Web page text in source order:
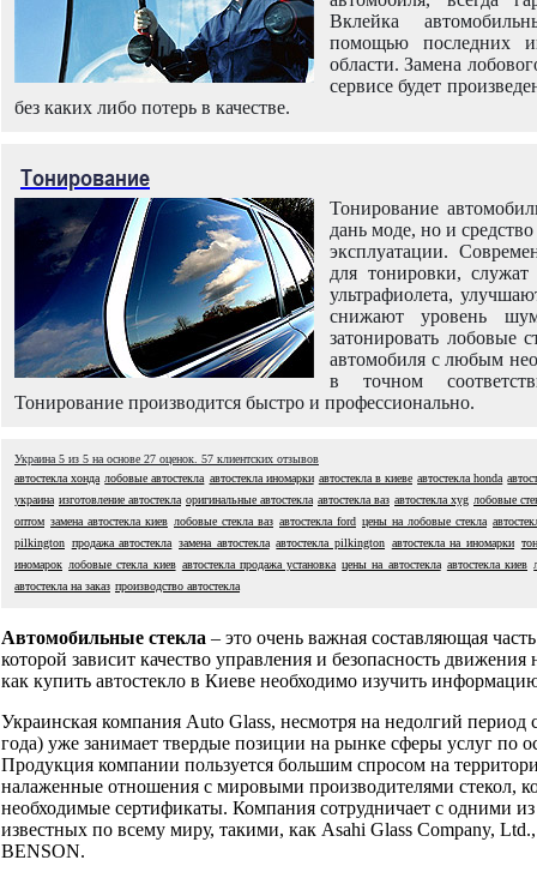
Вклейка
помощью последних
области. Замена
сервисе будет
без каких либо потерь в качестве.
Тонирование
Тонирование
дань моде, но и
эксплуатации.
для тонировки, служат
ультрафиолета,
снижают уровень
затонировать лобовые
автомобиля с любым
в точном
Тонирование производится быстро и профессионально.
Украина 5 из 5 на основе 27 оценок. 57 клиентских отзывов
автостекла хонда лобовые автостекла автостекла иномарки автостекла в киеве автостекла honda
украина изготовление автостекла оригинальные автостекла автостекла ваз автостекла xyg лобовые
оптом замена автостекла киев лобовые стекла ваз автостекла ford цены на лобовые стекла
pilkington продажа автостекла замена автостекла автостекла pilkington автостекла на иномарки
иномарок лобовые стекла киев автостекла продажа установка цены на автостекла автостекла киев
автостекла на заказ производство автостекла
Автомобильные стекла – это очень важная составляющая
которой зависит качество управления и безопасность
как купить автостекло в Киеве необходимо изучить
Украинская компания Auto Glass, несмотря на недолгий период
года) уже занимает твердые позиции на рынке сферы услуг по
Продукция компании пользуется большим спросом на
налаженные отношения с мировыми производителями стекол,
необходимые сертификаты. Компания сотрудничает с одними
известных по всему миру, такими, как Asahi Glass Company,
BENSON.